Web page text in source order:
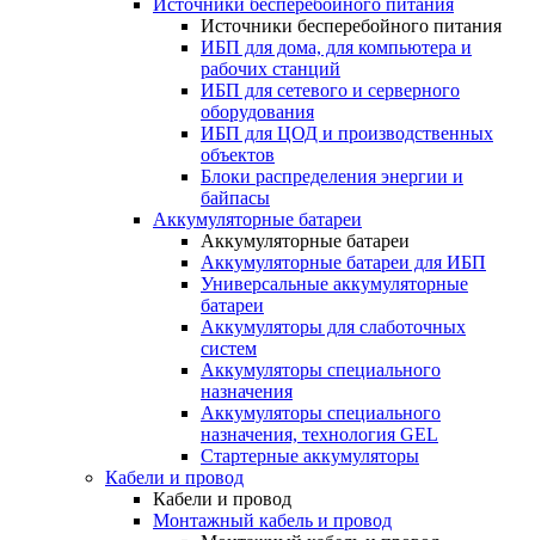
Источники бесперебойного питания
Источники бесперебойного питания
ИБП для дома, для компьютера и
рабочих станций
ИБП для сетевого и серверного
оборудования
ИБП для ЦОД и производственных
объектов
Блоки распределения энергии и
байпасы
Аккумуляторные батареи
Аккумуляторные батареи
Аккумуляторные батареи для ИБП
Универсальные аккумуляторные
батареи
Аккумуляторы для слаботочных
систем
Аккумуляторы специального
назначения
Аккумуляторы специального
назначения, технология GEL
Стартерные аккумуляторы
Кабели и провод
Кабели и провод
Монтажный кабель и провод